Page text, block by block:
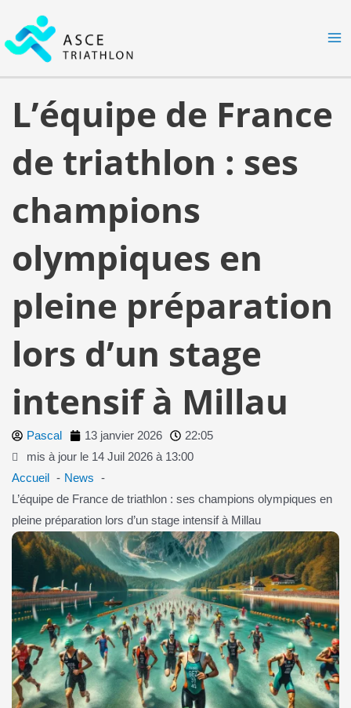
contenu
L’équipe de France
de triathlon : ses
champions
olympiques en
pleine préparation
lors d’un stage
intensif à Millau
Pascal 13 janvier 2026
22:05
mis à jour le 14 Juil 2026 à 13:00
Accueil
News
L’équipe de France de triathlon : ses champions olympiques en
pleine préparation lors d’un stage intensif à Millau